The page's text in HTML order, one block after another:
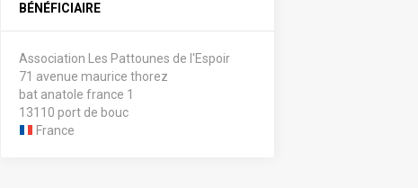
BÉNÉFICIAIRE
Association Les Pattounes de l'Espoir
71 avenue maurice thorez
bat anatole france 1
13110 port de bouc
France